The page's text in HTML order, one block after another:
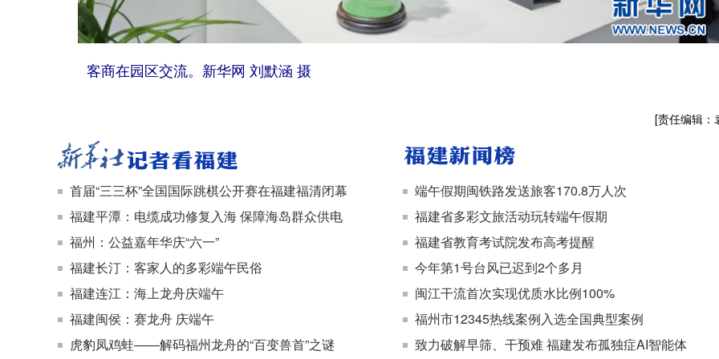
客商在园区交流。新华网 刘默涵 摄
[责任编辑：
首届“三三杯”全国国际跳棋公开赛在福建福清闭幕
福建平潭：电缆成功修复入海 保障海岛群众供电
福州：公益嘉年华庆“六一”
福建长汀：客家人的多彩端午民俗
福建连江：海上龙舟庆端午
福建闽侯：赛龙舟 庆端午
虎豹凤鸡蛙——解码福州龙舟的“百变兽首”之谜
端午假期闽铁路发送旅客170.8万人次
福建省多彩文旅活动玩转端午假期
福建省教育考试院发布高考提醒
今年第1号台风已迟到2个多月
闽江干流首次实现优质水比例100%
福州市12345热线案例入选全国典型案例
致力破解早筛、干预难 福建发布孤独症AI智能体